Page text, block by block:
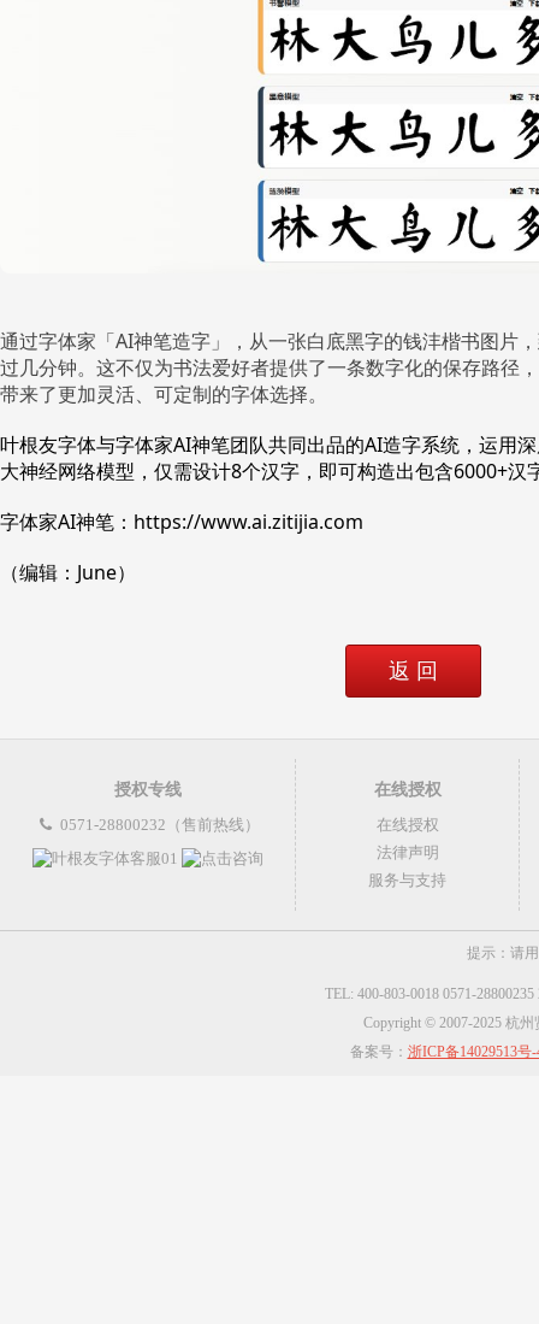
通过字体家「AI神笔造字」，从一张白底黑字的钱沣楷书图片
过几分钟。这不仅为书法爱好者提供了一条数字化的保存路径
带来了更加灵活、可定制的字体选择。
叶根友字体与字体家AI神笔团队共同出品的AI造字系统，运用
大神经网络模型，仅需设计8个汉字，即可构造出包含6000+汉
字体家AI神笔：https://www.ai.zitijia.com
（编辑：June）
返 回
授权专线
0571-28800232（售前热线）
在线授权
在线授权
法律声明
服务与支持
提示：请
TEL: 400-803-0018 0571-
Copyright © 2007-2025 杭
备案号： 浙ICP备14029513号-